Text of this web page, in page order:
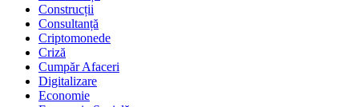
Construcții
Consultanță
Criptomonede
Criză
Cumpăr Afaceri
Digitalizare
Economie